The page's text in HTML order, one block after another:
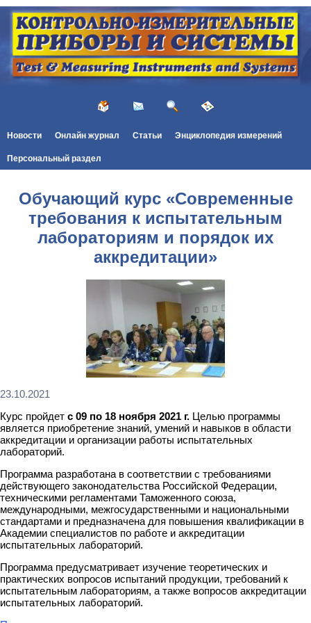
Новости Онлайн журнал Статьи Энциклопедия измерений
Персональный раздел
Обучающий курс «Современные
требования к испытательным
лабораториям и порядок их
аккредитации»
23.10.2021
Курс пройдет с 09 по 18 ноября 2021 г. Целью программы
является приобретение знаний, умений и навыков в области
аккредитации и организации работы испытательных
лабораторий.
Программа разработана в соответствии с требованиями
действующего законодательства Российской Федерации,
техническими регламентами Таможенного союза,
международными, межгосударственными и национальными
стандартами и предназначена для повышения квалификации в
Академии специалистов по работе и аккредитации
испытательных лабораторий.
Программа предусматривает изучение теоретических и
практических вопросов испытаний продукции, требований к
испытательным лабораториям, а также вопросов аккредитации
испытательных лабораторий.